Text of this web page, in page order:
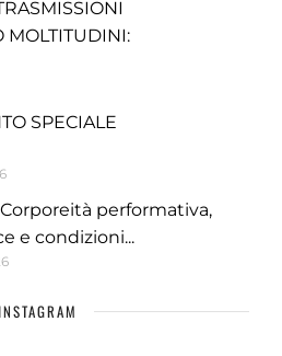
MOLTITUDINI:
SPECIALE
Corporeità performativa,
e condizioni...